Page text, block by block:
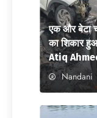
एक और बेटा
का शिकार
Atiq
Nandani